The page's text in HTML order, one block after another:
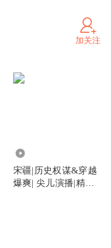
加关注
宋疆|历史权谋&穿越
爆爽| 尖儿演播|精品